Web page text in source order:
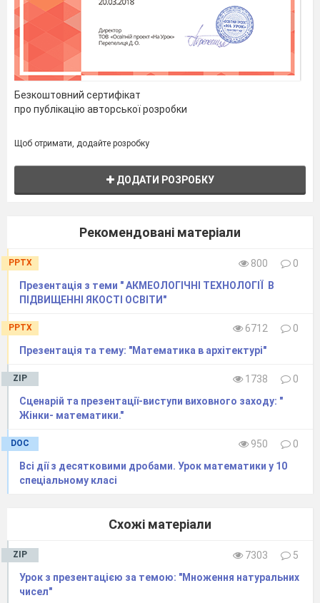
Безкоштовний сертифікат
про публікацію авторської розробки
Щоб отримати, додайте розробку
ДОДАТИ РОЗРОБКУ
Рекомендовані матеріали
PPTX 800
0
Презентація з теми " АКМЕОЛОГІЧНІ ТЕХНОЛОГІЇ В
ПІДВИЩЕННІ ЯКОСТІ ОСВІТИ"
PPTX 6712
0
Презентація та тему: "Математика в архітектурі"
ZIP 1738
0
Сценарій та презентації-виступи виховного заходу: "
Жінки- математики."
DOC 950
0
Всі дії з десятковими дробами. Урок математики у 10
спеціальному класі
Схожі матеріали
ZIP 7303
5
Урок з презентацією за темою: "Множення натуральних
чисел"